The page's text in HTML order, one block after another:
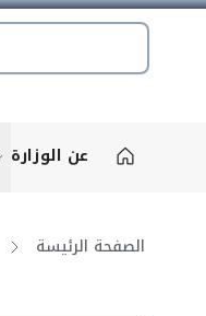
عن الوزارة
الصفحة الرئيسة